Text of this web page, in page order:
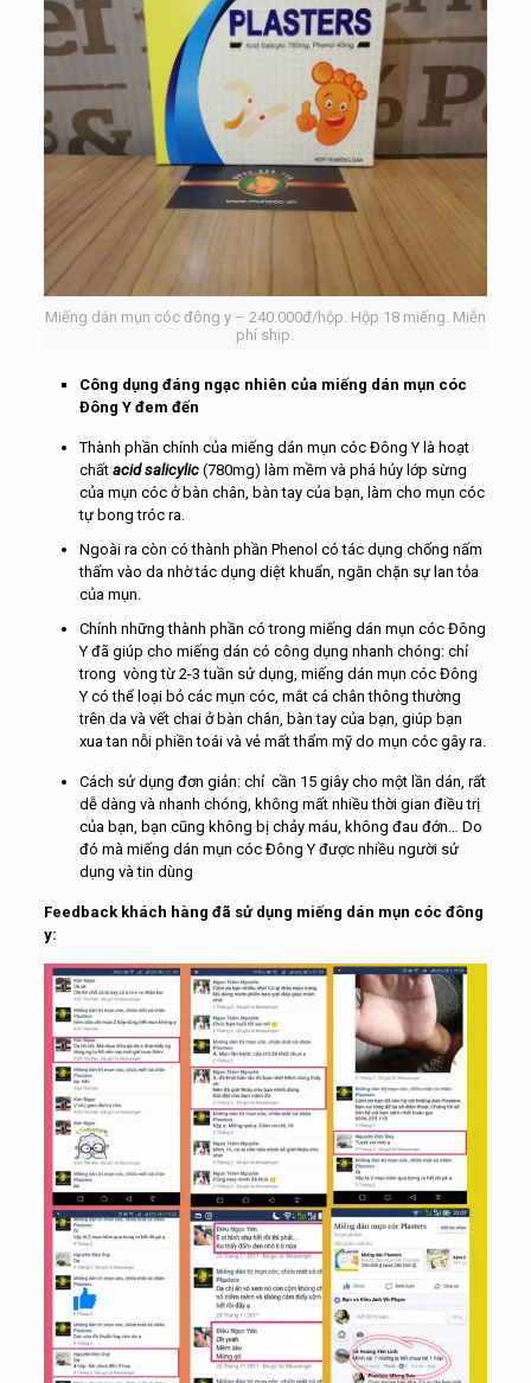
Miếng dán mụn cóc đông y – 240.000đ/hộp. Hộp 18 miếng. Miễn
phí ship.
Công dụng đáng ngạc nhiên của miếng dán mụn cóc
Đông Y đem đến
Thành phần chính của miếng dán mụn cóc Đông Y là hoạt
chất acid salicylic(780mg) làm mềm và phá hủy lớp sừng
của mụn cóc ở bàn chân, bàn tay của bạn, làm cho mụn cóc
tự bong tróc ra.
Ngoài ra còn có thành phần Phenol có tác dụng chống nấm
thấm vào da nhờ tác dụng diệt khuẩn, ngăn chặn sự lan tỏa
của mụn.
Chính những thành phần có trong miếng dán mụn cóc Đông
Y đã giúp cho miếng dán có công dụng nhanh chóng: chỉ
trong vòng từ 2-3 tuần sử dụng, miếng dán mụn cóc Đông
Y có thể loại bỏ các mụn cóc, mắt cá chân thông thường
trên da và vết chai ở bàn chân, bàn tay của bạn, giúp bạn
xua tan nỗi phiền toái và vẻ mất thẩm mỹ do mụn cóc gây ra.
Cách sử dụng đơn giản: chỉ cần 15 giây cho một lần dán, rất
dễ dàng và nhanh chóng, không mất nhiều thời gian điều trị
của bạn, bạn cũng không bị chảy máu, không đau đớn… Do
đó mà miếng dán mụn cóc Đông Y được nhiều người sử
dụng và tin dùng
Feedback khách hàng đã sử dụng miếng dán mụn cóc đông
y: